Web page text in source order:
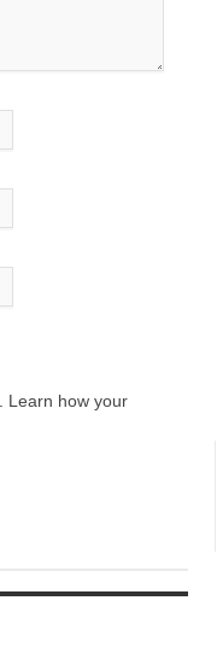
Learn how your